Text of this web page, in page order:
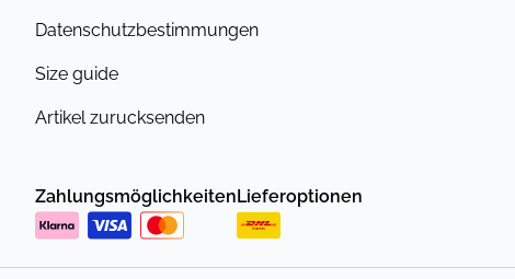
Datenschutzbestimmungen
Size guide
Artikel zurucksenden
ZahlungsmöglichkeitenLieferoptionen